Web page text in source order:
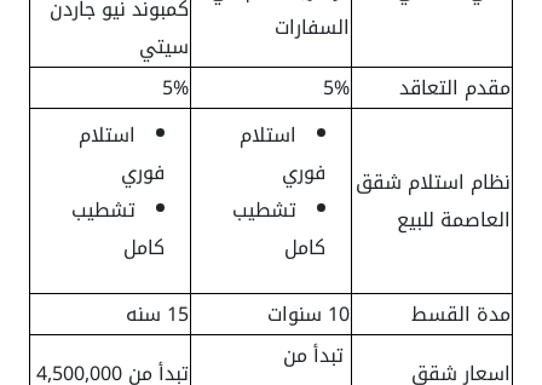
السفارات
كمبوند نيو جاردن
سيتي
مقدم التعاقد
5%
5%
نظام استلام شقق
العاصمة للبيع
استلام
فوري
تشطيب
كامل
استلام
فوري
تشطيب
كامل
مدة القسط
10 سنوات
15 سنه
اسعار شقق
تبدأ من
تبدأ من 4,500,000